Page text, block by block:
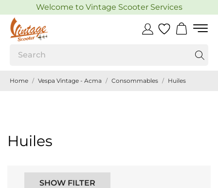
Welcome to Vintage Scooter Services
Home Vespa Vintage - Acma Consommables Huiles
Huiles
SHOW FILTER